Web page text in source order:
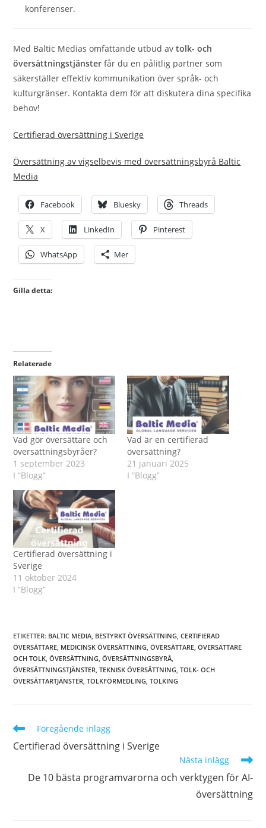
konferenser.
Med Baltic Medias omfattande utbud avtolk- och
översättningstjänster får du en pålitlig partner som
säkerställer effektiv kommunikation över språk- och
kulturgränser. Kontakta dem för att diskutera dina specifika
behov!
Certifierad översättning i Sverige
Översättning av vigselbevis med översättningsbyrå Baltic
Media
Facebook Bluesky Threads
X LinkedIn Pinterest
WhatsApp Mer
Gilla detta:
Relaterade
Vad gör översättare och
översättningsbyråer?
1 september 2023
I ”Blogg”
Vad är en certifierad
översättning?
21 januari 2025
I ”Blogg”
Certifierad översättning i
Sverige
11 oktober 2024
I ”Blogg”
ETIKETTER: BALTIC MEDIA BESTYRKT ÖVERSÄTTNING CERTIFIERAD
ÖVERSÄTTARE MEDICINSK ÖVERSÄTTNING ÖVERSÄTTARE ÖVERSÄTTARE
OCH TOLK ÖVERSÄTTNING ÖVERSÄTTNINGSBYRÅ
ÖVERSÄTTNINGSTJÄNSTER TEKNISK ÖVERSÄTTNING TOLK- OCH
ÖVERSÄTTARTJÄNSTER TOLKFÖRMEDLING TOLKING
Läs
artiklar
Föregående inlägg
Certifierad översättning i Sverige
Nästa inlägg
De 10 bästa programvarorna och verktygen för AI-
översättning